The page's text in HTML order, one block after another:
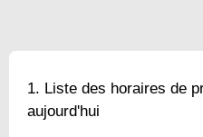
Liste des horaires de
aujourd'hui